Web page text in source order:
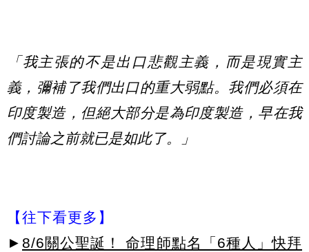
「我主張的不是出口悲觀主義，而是現實主
義，彌補了我們出口的重大弱點。我們必須在
印度製造，但絕大部分是為印度製造，早在我
們討論之前就已是如此了。」
【往下看更多】
► 8/6關公聖誕！ 命理師點名「6種人」快拜